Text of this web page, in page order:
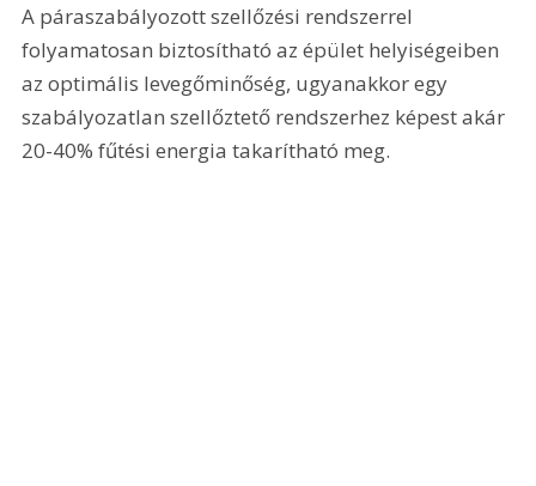
A páraszabályozott szellőzési rendszerrel
folyamatosan biztosítható az épület helyiségeiben
az optimális levegőminőség, ugyanakkor egy
szabályozatlan szellőztető rendszerhez képest akár
20-40% fűtési energia takarítható meg.